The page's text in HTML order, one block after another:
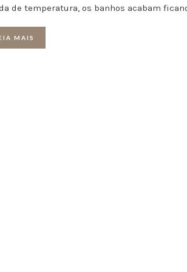
de temperatura, os banhos acabam
MAIS